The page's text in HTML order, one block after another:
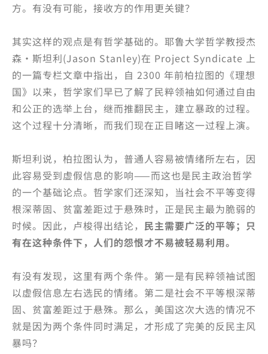
方。有没有可能，接收方的作用更关键？
其实这样的观点是有哲学基础的。耶鲁大学哲学教授杰
森·斯坦利(Jason Stanley)在 Project Syndicate 上
的一篇专栏文章中指出，自 2300 年前柏拉图的《理想
国》以来，哲学家们早已了解了民粹领袖如何通过自由
和公正的选举上台，继而推翻民主，建立暴政的过程。
这个过程十分清晰，而我们现在正目睹这一过程上演。
斯坦利说，柏拉图认为，普通人容易被情绪所左右，因
此容易受到虚假信息的影响——而这也是民主政治哲学
的一个基础论点。哲学家们还深知，当社会不平等变得
根深蒂固、贫富差距过于悬殊时，正是民主最为脆弱的
时候。因此，卢梭得出结论， 民主需要广泛的平等；只
有在这种条件下，人们的怨恨才不易被轻易利用。
有没有发现，这里有两个条件。第一是有民粹领袖试图
以虚假信息左右选民的情绪。第二是社会不平等根深蒂
固、贫富差距过于悬殊。那么，美国这次大选的情况不
就是因为两个条件同时满足，才形成了完美的反民主风
暴吗？